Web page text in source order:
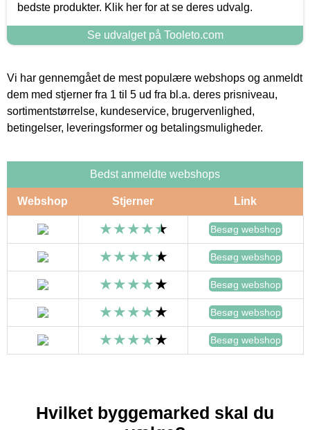
bedste produkter. Klik her for at se deres udvalg.
Se udvalget på Tooleto.com
Vi har gennemgået de mest populære webshops og anmeldt
dem med stjerner fra 1 til 5 ud fra bl.a. deres prisniveau,
sortimentstørrelse, kundeservice, brugervenlighed,
betingelser, leveringsformer og betalingsmuligheder.
Bedst anmeldte webshops
Webshop Stjerner Link
Besøg webshop
Besøg webshop
Besøg webshop
Besøg webshop
Besøg webshop
Hvilket byggemarked skal du